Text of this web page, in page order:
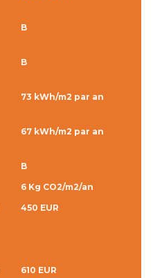
B
B
73 kWh/m2 par an
67 kWh/m2 par an
B
6 Kg CO2/m2/an
450 EUR
610 EUR